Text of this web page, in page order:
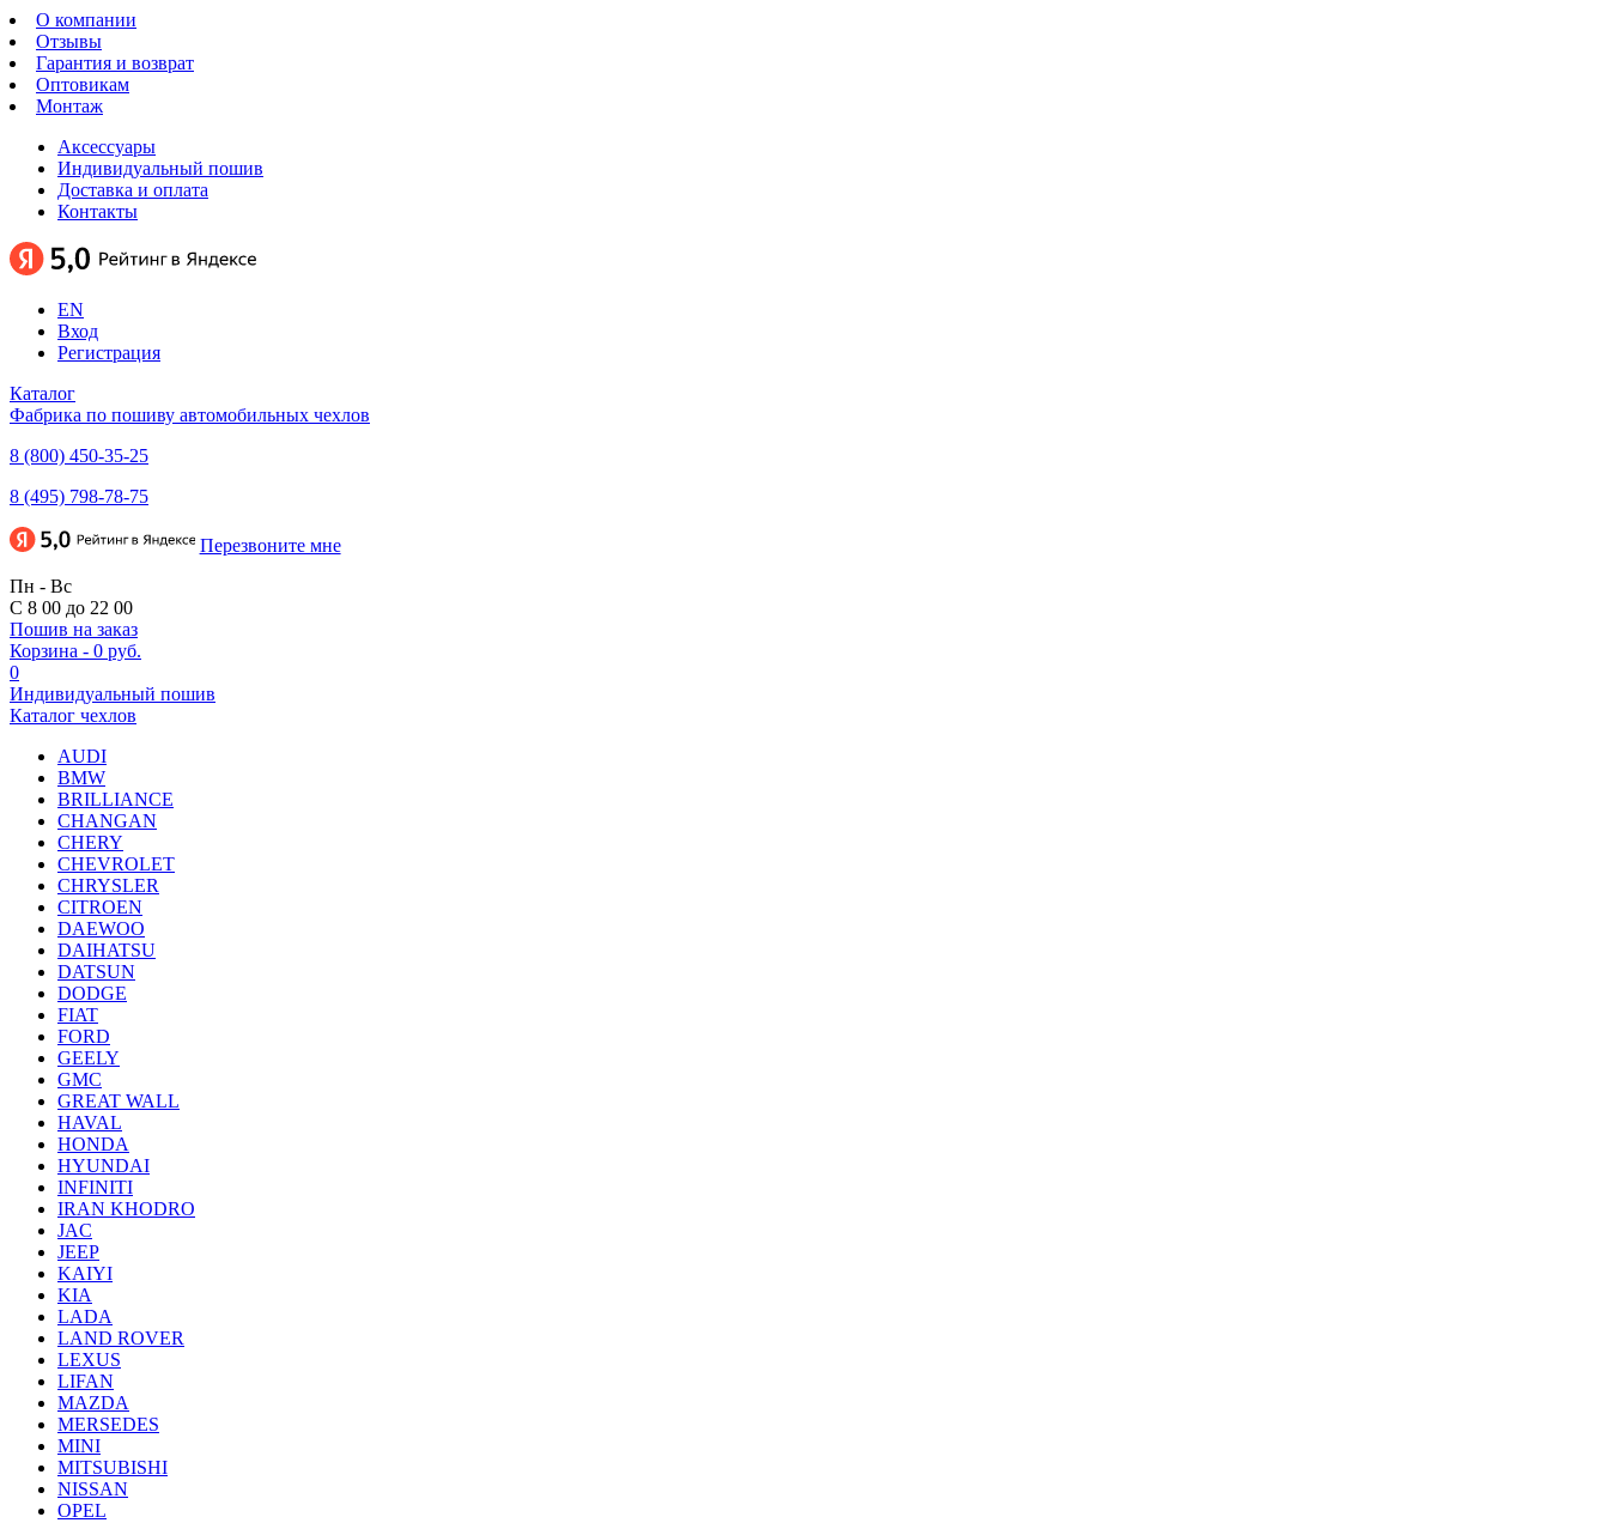
О компании
Отзывы
Гарантия и возврат
Оптовикам
Монтаж
Аксессуары
Индивидуальный пошив
Доставка и оплата
Контакты
EN
Вход
Регистрация
Каталог
Фабрика по пошиву автомобильных чехлов
8 (800) 450-35-25
8 (495) 798-78-75
Перезвоните мне
Пн - Вс
С 8 00 до 22 00
Пошив на заказ
Корзина - 0 руб.
0
Индивидуальный пошив
Каталог чехлов
AUDI
BMW
BRILLIANCE
CHANGAN
CHERY
CHEVROLET
CHRYSLER
CITROEN
DAEWOO
DAIHATSU
DATSUN
DODGE
FIAT
FORD
GEELY
GMC
GREAT WALL
HAVAL
HONDA
HYUNDAI
INFINITI
IRAN KHODRO
JAC
JEEP
KAIYI
KIA
LADA
LAND ROVER
LEXUS
LIFAN
MAZDA
MERSEDES
MINI
MITSUBISHI
NISSAN
OPEL